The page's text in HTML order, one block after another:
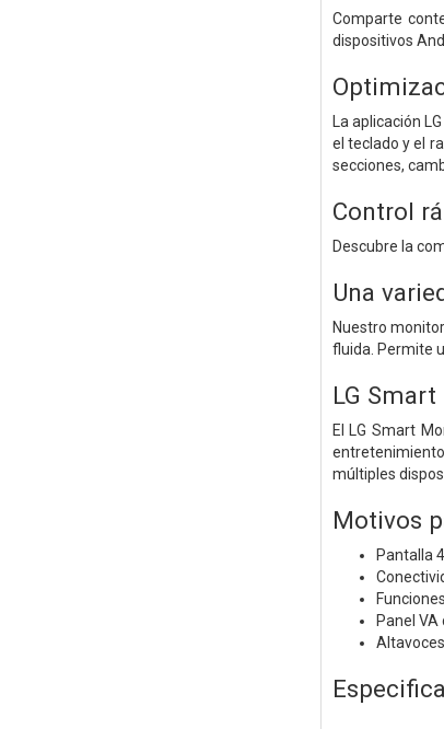
Comparte
dispositivos
La aplicación
el teclado y el
secciones,
Control
Descubre la
Una
Nuestro
fluida. Permite
LG
El LG Smart
múltiples
Motivos
Pantalla
Panel